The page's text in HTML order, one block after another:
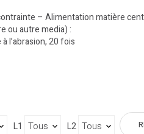
– Alimentation matière
ou autre media) :
l’abrasion, 20 fois
L1 L2